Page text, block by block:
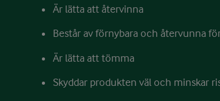
Är lätta att återvinna
Består av förnybara och återvunna
Är lätta att tömma
Skyddar produkten väl och minskar